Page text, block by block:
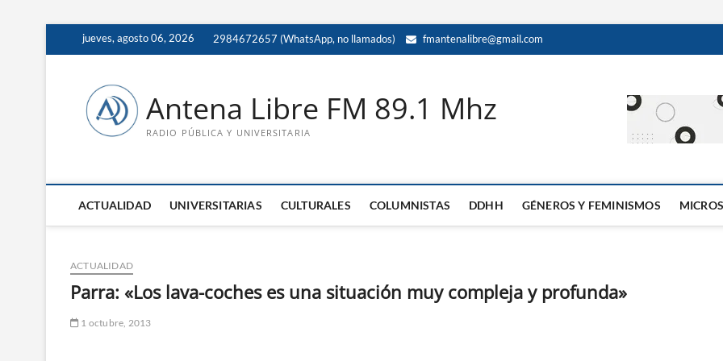
jueves, agosto 06, 2026 2984672657 (WhatsApp, no llamados) fmantenalibre@gmail.com
Antena Libre FM 89.1 Mhz
RADIO PÚBLICA Y UNIVERSITARIA
ACTUALIDAD UNIVERSITARIAS CULTURALES COLUMNISTAS DDHH GÉNEROS Y FEMINISMOS MICROS
ACTUALIDAD
Parra: «Los lava-coches es una situación muy compleja y profunda»
1 octubre, 2013